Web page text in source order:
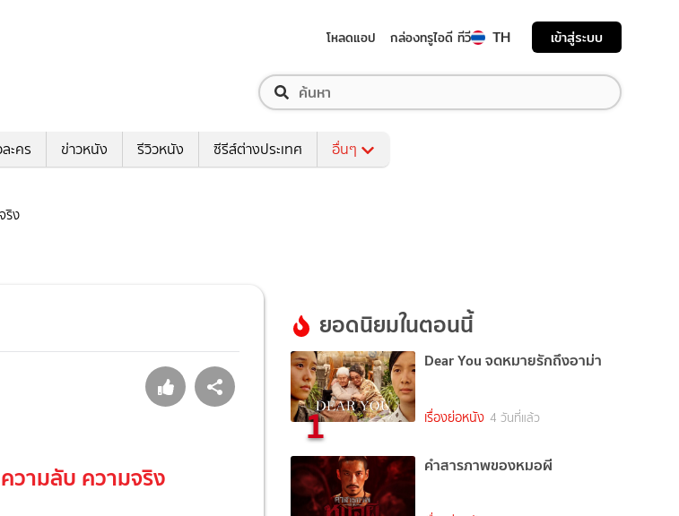
โหลดแอป กล่องทรูไอดี ทีวี TH เข้าสู่ระบบ
ะคร ข่าวหนัง รีวิวหนัง ซีรีส์ต่างประเทศ อื่นๆ
ริง
วามลับ ความจริง
ยอดนิยมในตอนนี้
1
Dear You จดหมายรักถึงอาม่า
เรื่องย่อหนัง 4 วันที่แล้ว
คำสารภาพของหมอผี